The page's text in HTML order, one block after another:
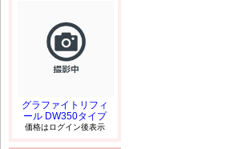
グラファイトリフィ
ール DW350タイプ
価格はログイン後表示